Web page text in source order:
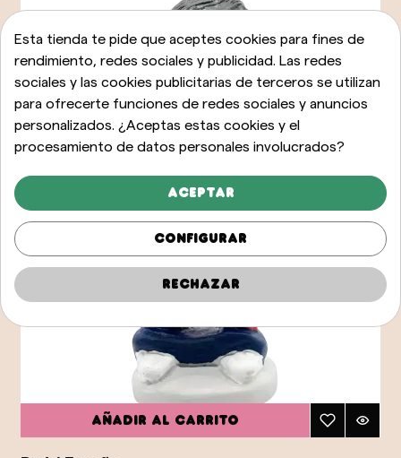
Añadir al carrito
Esta tienda te pide que aceptes cookies para fines de
rendimiento, redes sociales y publicidad. Las redes
sociales y las cookies publicitarias de terceros se utilizan
para ofrecerte funciones de redes sociales y anuncios
personalizados. ¿Aceptas estas cookies y el
procesamiento de datos personales involucrados?
Aceptar
Configurar
Rechazar